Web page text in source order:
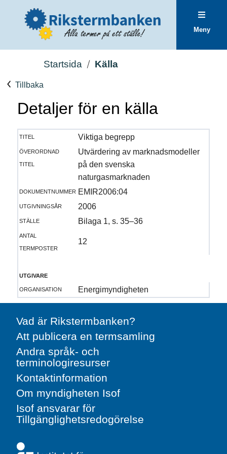
Meny
Startsida Källa
Tillbaka
Detaljer för en källa
titel
Viktiga begrepp
överordnad
titel
Utvärdering av marknadsmodeller
på den svenska
naturgasmarknaden
dokumentnummer EMIR2006:04
utgivningsår
2006
ställe
Bilaga 1, s. 35–36
antal
termposter
12
utgivare
organisation
Energimyndigheten
Vad är Rikstermbanken?
Att publicera en termsamling
Andra språk- och
terminologiresurser
Kontaktinformation
Om myndigheten Isof
Isof ansvarar för
Tillgänglighetsredogörelse